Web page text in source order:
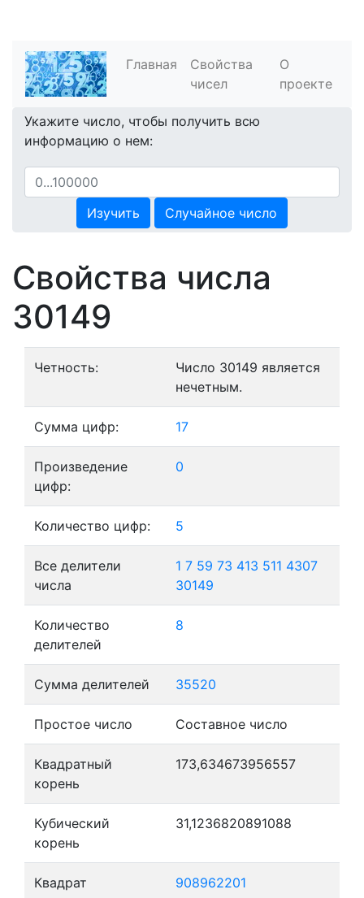
Главная
Свойства
чисел
О
проекте
Укажите число, чтобы получить всю
информацию о нем:
Изучить Случайное число
Свойства числа
30149
Четность:
Число 30149 является
нечетным.
Сумма цифр: 17
Произведение
цифр:
0
Количество цифр: 5
Все делители
числа
1 7 59 73 413 511 4307
30149
Количество
делителей
8
Сумма делителей 35520
Простое число Составное число
Квадратный
корень
173,634673956557
Кубический
корень
31,1236820891088
Квадрат 908962201